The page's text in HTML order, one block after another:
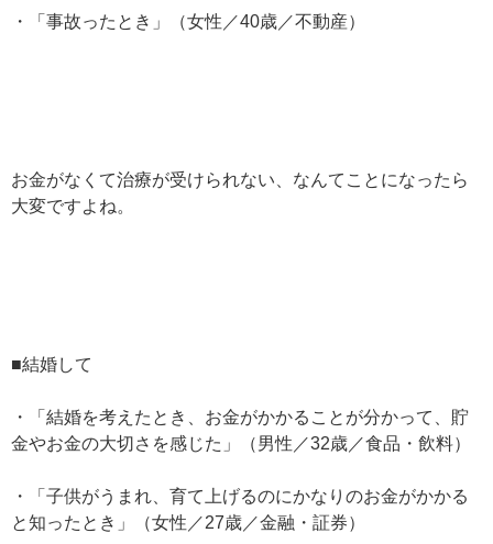
・「事故ったとき」（女性／40歳／不動産）
お金がなくて治療が受けられない、なんてことになったら
大変ですよね。
■結婚して
・「結婚を考えたとき、お金がかかることが分かって、貯
金やお金の大切さを感じた」（男性／32歳／食品・飲料）
・「子供がうまれ、育て上げるのにかなりのお金がかかる
と知ったとき」（女性／27歳／金融・証券）